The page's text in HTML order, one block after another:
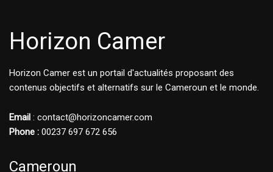
Horizon Camer
Horizon Camer est un portail d'actualités proposant des
contenus objectifs et alternatifs sur le Cameroun et le monde.
Email : contact@horizoncamer.com
Phone : 00237 697 672 656
Cameroun